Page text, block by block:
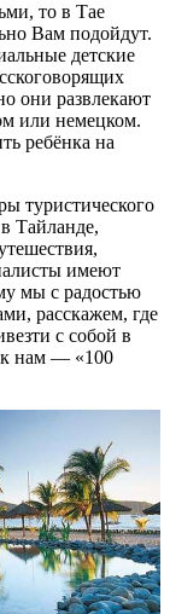
то в Тае
Вам подойдут.
детские
они развлекают
или немецком.
ребёнка на
туристического
Тайланде,
имеют
мы с радостью
расскажем, где
с собой в
к нам — «100